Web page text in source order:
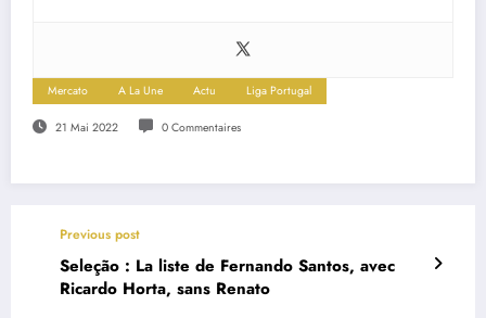
Mercato A La Une Actu Liga Portugal
21 Mai 2022 0 Commentaires
Previous post
Seleção : La liste de Fernando Santos, avec
Ricardo Horta, sans Renato